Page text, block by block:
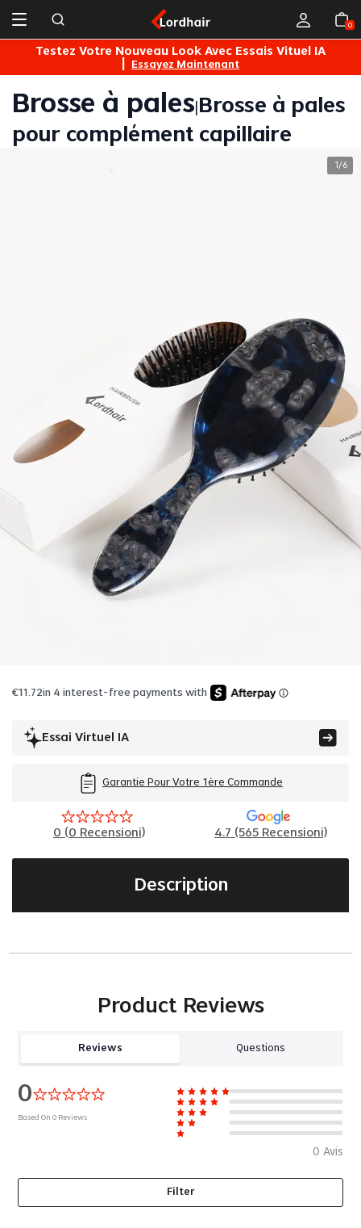
0
Vituel IA Solde Mois Lordhair 45€/1pc 100€/
Brosse à pales Brosse à pales
pour complément capillaire
1/6
€11.72in 4 interest-free payments with
Essai Virtuel IA
Garantie Pour Votre 1ère Commande
0 (0 Recensioni) 4.7 (565 Recensioni)
Description
Product Reviews
Reviews Questions
0
Based On0 Reviews
0 Avis
Filter